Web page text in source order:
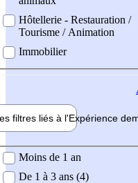
Hôtellerie - Restauration /
Tourisme / Animation
Immobilier
filtres liés à l'Expérience
demandée
Moins de 1 an
De 1 à 3 ans (4)